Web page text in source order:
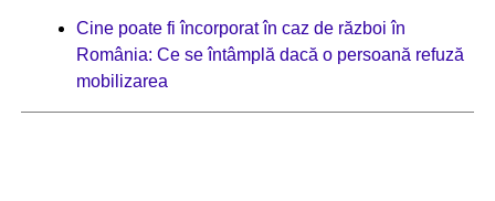
Cine poate fi încorporat în caz de război în
România: Ce se întâmplă dacă o persoană refuză
mobilizarea